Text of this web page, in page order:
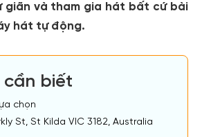
giãn và tham gia hát bất cứ bài
hát tự động.
cần biết
chọn
St, St Kilda VIC 3182, Australia